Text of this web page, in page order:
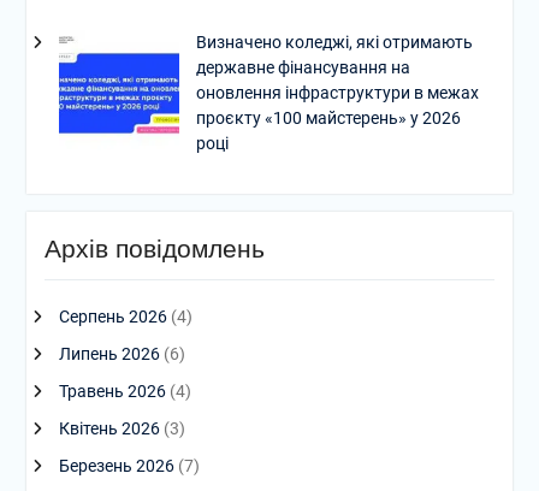
Визначено коледжі, які отримають
державне фінансування на
оновлення інфраструктури в межах
проєкту «100 майстерень» у 2026
році
Архів повідомлень
Серпень 2026(4)
Липень 2026(6)
Травень 2026(4)
Квітень 2026(3)
Березень 2026(7)